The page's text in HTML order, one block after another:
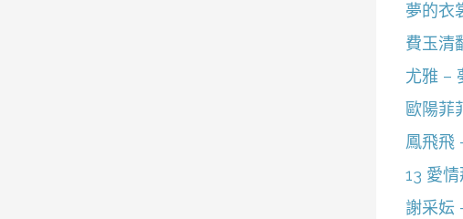
夢的衣
費玉清
尤雅 –
歐陽菲
鳳飛飛
13 愛
謝采妘